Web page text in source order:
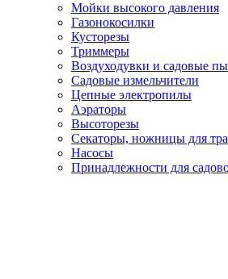
Мойки высокого давления
Газонокосилки
Кусторезы
Триммеры
Воздуходувки и садовые
Садовые измельчители
Цепные электропилы
Аэраторы
Высоторезы
Секаторы, нoжницы для
Насосы
Принадлежности для